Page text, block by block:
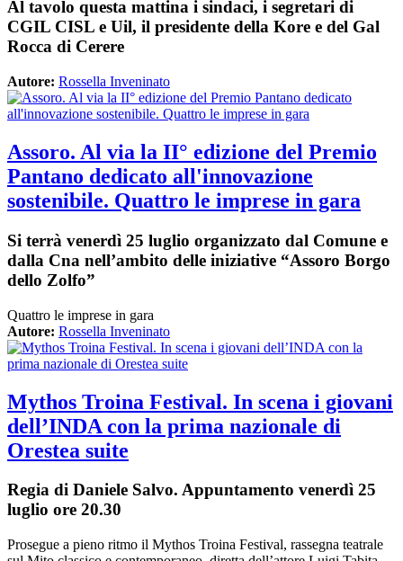
Al tavolo questa mattina i sindaci, i segretari di
CGIL CISL e Uil, il presidente della Kore e del Gal
Rocca di Cerere
Autore: Rossella Inveninato
Assoro. Al via la II° edizione del Premio
Pantano dedicato all'innovazione
sostenibile. Quattro le imprese in gara
Si terrà venerdì 25 luglio organizzato dal Comune e
dalla Cna nell’ambito delle iniziative “Assoro Borgo
dello Zolfo”
Quattro le imprese in gara
Autore: Rossella Inveninato
Mythos Troina Festival. In scena i giovani
dell’INDA con la prima nazionale di
Orestea suite
Regia di Daniele Salvo. Appuntamento venerdì 25
luglio ore 20.30
Prosegue a pieno ritmo il Mythos Troina Festival, rassegna teatrale